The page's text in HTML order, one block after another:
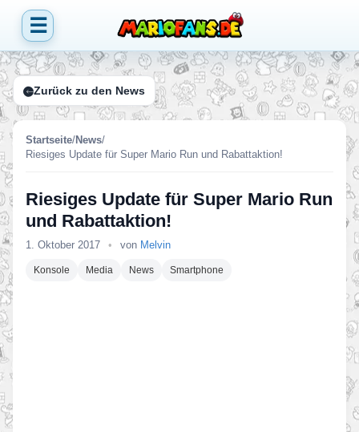
☰
Zurück zu den News
Startseite/News/
Riesiges Update für Super Mario Run und Rabattaktion!
Riesiges Update für Super Mario Run
und Rabattaktion!
1. Oktober 2017 • von Melvin
Konsole Media News Smartphone